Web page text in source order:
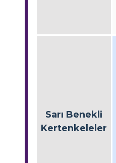
Sarı Benekli
Kertenkeleler